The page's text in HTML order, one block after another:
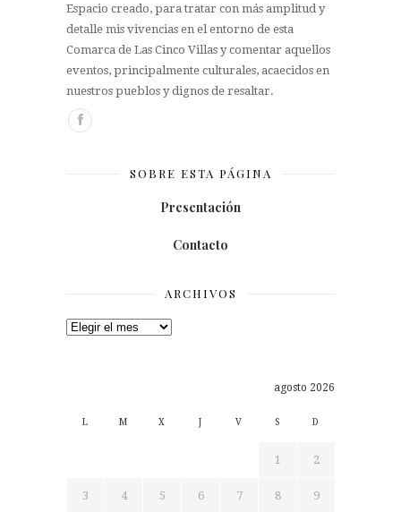
Espacio creado, para tratar con más amplitud y
detalle mis vivencias en el entorno de esta
Comarca de Las Cinco Villas y comentar aquellos
eventos, principalmente culturales, acaecidos en
nuestros pueblos y dignos de resaltar.
SOBRE ESTA PÁGINA
Presentación
Contacto
ARCHIVOS
Archivos
agosto 2026
L M X J V S D
1 2
3 4 5 6 7 8 9